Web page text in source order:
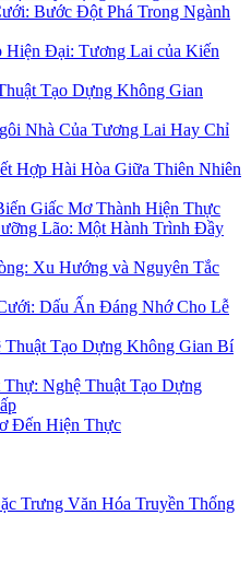
Bước Đột Phá Trong Ngành
Hiện Đại: Tương Lai của Kiến
Tạo Dựng Không Gian
Nhà Của Tương Lai Hay Chỉ
Hợp Hài Hòa Giữa Thiên Nhiên
Giấc Mơ Thành Hiện Thực
Lão: Một Hành Trình Đầy
Xu Hướng và Nguyên Tắc
Dấu Ấn Đáng Nhớ Cho Lễ
Tạo Dựng Không Gian Bí
Nghệ Thuật Tạo Dựng
Đến Hiện Thực
Trưng Văn Hóa Truyền Thống